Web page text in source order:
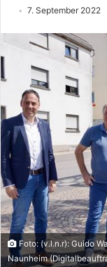
7. September 2022
Foto: (v.l.n.r): Guido
Naunheim